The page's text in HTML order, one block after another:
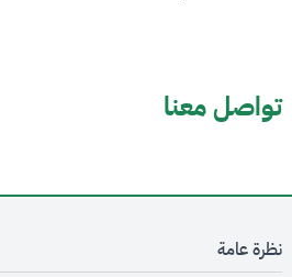
تواصل معنا
نظرة عامة